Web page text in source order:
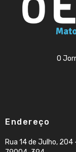
O
Endereço
Rua 14 de Julho,